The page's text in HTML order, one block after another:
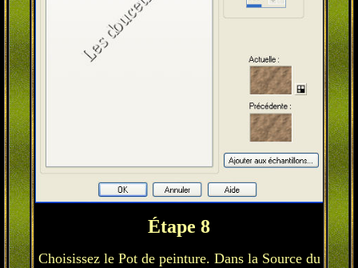
Étape 8
Choisissez le Pot de peinture. Dans la Source du